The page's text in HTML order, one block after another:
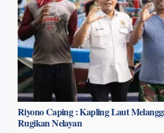
Riyono Caping : Kapling Laut
Rugikan Nelayan